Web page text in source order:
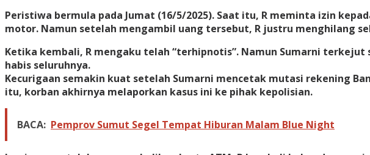
Peristiwa bermula pada Jumat (16/5/2025). Saat itu, R meminta izin
motor. Namun setelah mengambil uang tersebut, R justru menghilang
Ketika kembali, R mengaku telah “terhipnotis”. Namun Sumarni
habis seluruhnya.
Kecurigaan semakin kuat setelah Sumarni mencetak mutasi rekening
itu, korban akhirnya melaporkan kasus ini ke pihak kepolisian.
BACA: Pemprov Sumut Segel Tempat Hiburan Malam Blue Night